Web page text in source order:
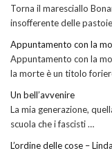
Torna il maresciallo
insofferente delle
Appuntamento con la
Appuntamento con la
la morte è un titolo
Un bell’avvenire
La mia generazione,
scuola che i fascisti …
L’ordine delle cose –